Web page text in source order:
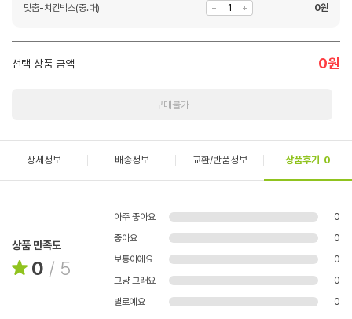
맞춤-치킨박스(중.대) 0원
선택 상품 금액 0원
구매불가
상세정보 배송정보 교환/반품정보 상품후기 0
상품 만족도
0 / 5
아주 좋아요
0
좋아요
0
보통이에요
0
그냥 그래요
0
별로예요
0